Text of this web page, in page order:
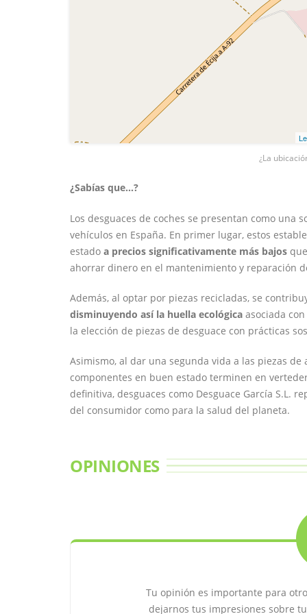
¿La
¿Sabías que...?
Los desguaces de coches se presentan como una
vehículos en España. En primer lugar, estos
estado a precios significativamente más bajos
ahorrar dinero en el mantenimiento y reparación
Además, al optar por piezas recicladas, se
disminuyendo así la huella ecológica asociada
la elección de piezas de desguace con prácticas
Asimismo, al dar una segunda vida a las piezas de
componentes en buen estado terminen en
definitiva, desguaces como Desguace García S.L.
del consumidor como para la salud del planeta.
OPINIONES
Tu opinión es importante para
dejarnos tus impresiones sobre